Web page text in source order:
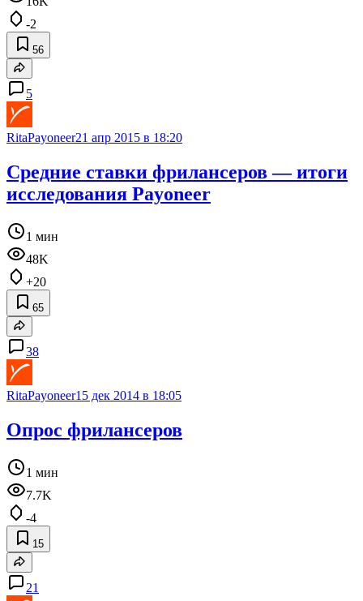
-2
56
5
RitaPayoneer21 апр 2015 в 18:20
Средние ставки фрилансеров — итоги
исследования Payoneer
1 мин
48K
+20
65
38
RitaPayoneer15 дек 2014 в 18:05
Опрос фрилансеров
1 мин
7.7K
-4
15
21